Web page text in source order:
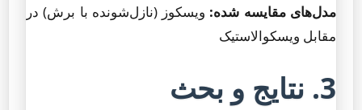
مدل‌های مقایسه شده: ویسکوز (نازل‌شونده با برش) در
مقابل ویسکوالاستیک
3. نتایج و بحث